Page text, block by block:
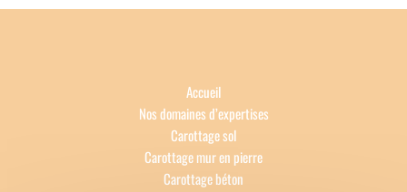
Accueil
Nos domaines d’expertises
Carottage sol
Carottage mur en pierre
Carottage béton